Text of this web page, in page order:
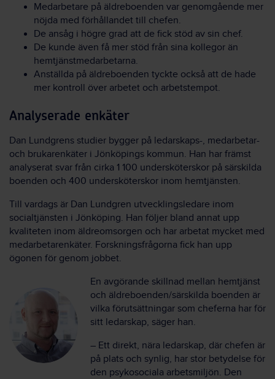
Medarbetare på äldreboenden var genomgående mer
nöjda med förhållandet till chefen.
De ansåg i högre grad att de fick stöd av sin chef.
De kunde även få mer stöd från sina kollegor än
hemtjänstmedarbetarna.
Anställda på äldreboenden tyckte också att de hade
mer kontroll över arbetet och arbetstempot.
Analyserade enkäter
Dan Lundgrens studier bygger på ledarskaps-, medarbetar-
och brukarenkäter i Jönköpings kommun. Han har främst
analyserat svar från cirka 1 100 undersköterskor på särskilda
boenden och 400 undersköterskor inom hemtjänsten.
Till vardags är Dan Lundgren utvecklingsledare inom
socialtjänsten i Jönköping. Han följer bland annat upp
kvaliteten inom äldreomsorgen och har arbetat mycket med
medarbetarenkäter. Forskningsfrågorna fick han upp
ögonen för genom jobbet.
En avgörande skillnad mellan hemtjänst
och äldreboenden/särskilda boenden är
vilka förutsättningar som cheferna har för
sitt ledarskap, säger han.
– Ett direkt, nära ledarskap, där chefen är
på plats och synlig, har stor betydelse för
den psykosociala arbetsmiljön. Den